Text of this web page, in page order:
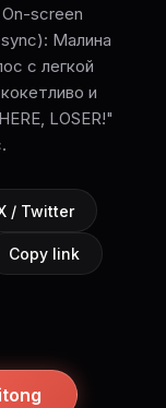
screen
Малина
с легкой
и
LOSER!"
/ Twitter
Copy link